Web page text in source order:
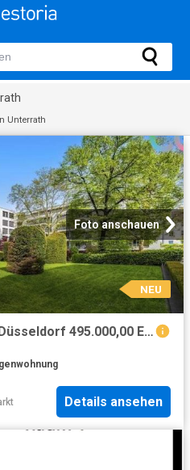
Unterrath
Foto anschauen
NEU
Wohnung zum Kaufen in Düsseldorf 495.000,00 EUR 63.4 m²
Details ansehen